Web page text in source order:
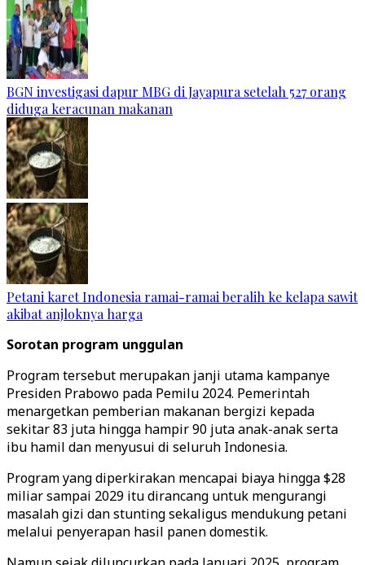
BGN investigasi dapur MBG di Jayapura setelah 527 orang
diduga keracunan makanan
Petani karet Indonesia ramai-ramai beralih ke kelapa sawit
akibat anjloknya harga
Sorotan program unggulan
Program tersebut merupakan janji utama kampanye
Presiden Prabowo pada Pemilu 2024. Pemerintah
menargetkan pemberian makanan bergizi kepada
sekitar 83 juta hingga hampir 90 juta anak-anak serta
ibu hamil dan menyusui di seluruh Indonesia.
Program yang diperkirakan mencapai biaya hingga $28
miliar sampai 2029 itu dirancang untuk mengurangi
masalah gizi dan stunting sekaligus mendukung petani
melalui penyerapan hasil panen domestik.